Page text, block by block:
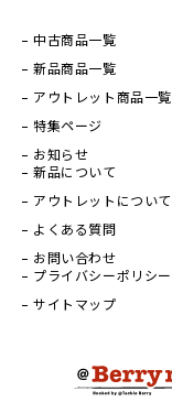
中古商品一覧
新品商品一覧
アウトレット商品一覧
特集ページ
お知らせ
新品について
アウトレットについて
よくある質問
お問い合わせ
プライバシーポリシー
サイトマップ